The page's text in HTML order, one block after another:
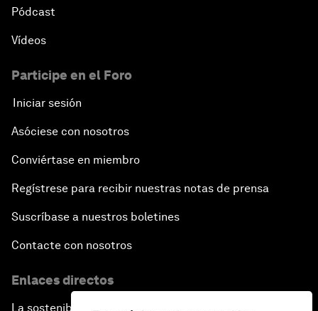
Pódcast
Vídeos
Participe en el Foro
Iniciar sesión
Asóciese con nosotros
Conviértase en miembro
Regístrese para recibir nuestras notas de prensa
Suscríbase a nuestros boletines
Contacte con nosotros
Enlaces directos
La sostenibilidad en el Foro